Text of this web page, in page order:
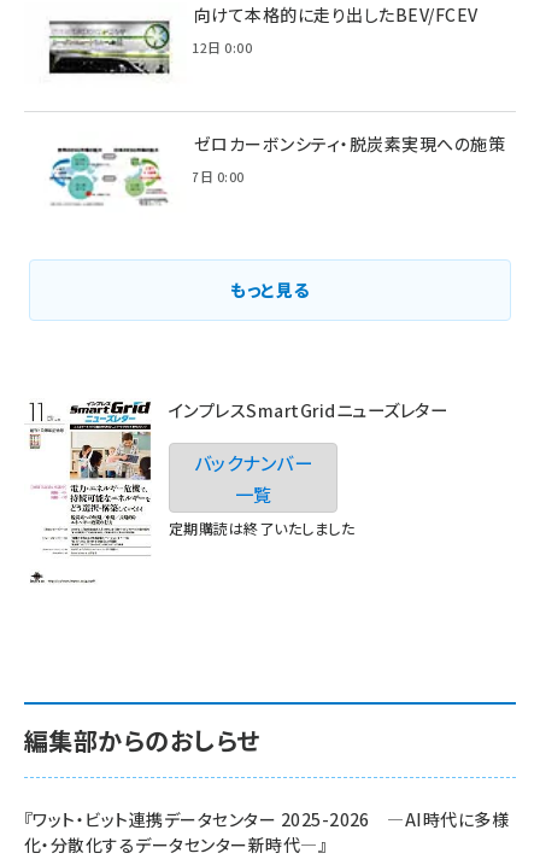
脱炭素に向けて本格的に走り出したBEV/FCEV
2022年6月12日 0:00
環境省のゼロカーボンシティ・脱炭素実現への施策
2021年3月7日 0:00
もっと見る
インプレスSmartGridニューズレター
バックナンバー
一覧
定期購読は終了いたしました
編集部からのおしらせ
『ワット・ビット連携データセンター 2025-2026 ―AI時代に多様
化・分散化するデータセンター新時代―』